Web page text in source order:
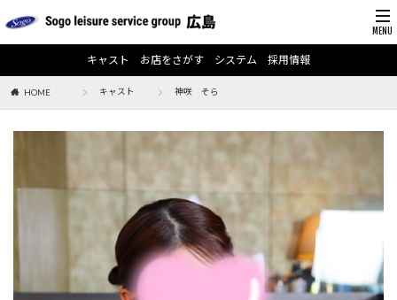
キャスト お店をさがす システム 採用情報
HOME キャスト 神咲 そら